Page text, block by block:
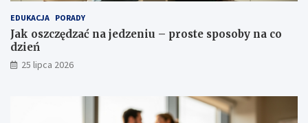
EDUKACJA PORADY
Jak oszczędzać na jedzeniu – proste sposoby na co
dzień
25 lipca 2026